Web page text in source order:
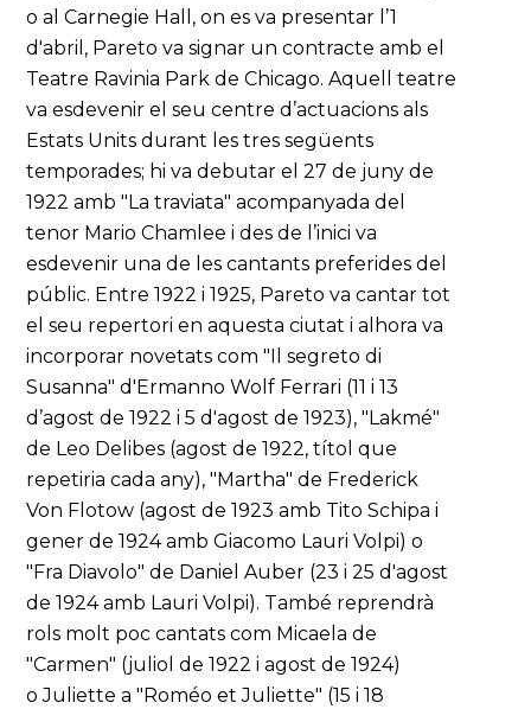
o al Carnegie Hall, on es va presentar l’1
d'abril, Pareto va signar un contracte amb el
Teatre Ravinia Park de Chicago. Aquell teatre
va esdevenir el seu centre d’actuacions als
Estats Units durant les tres següents
temporades; hi va debutar el 27 de juny de
1922 amb "La traviata" acompanyada del
tenor Mario Chamlee i des de l’inici va
esdevenir una de les cantants preferides del
públic. Entre 1922 i 1925, Pareto va cantar tot
el seu repertori en aquesta ciutat i alhora va
incorporar novetats com "Il segreto di
Susanna" d'Ermanno Wolf Ferrari (11 i 13
d’agost de 1922 i 5 d'agost de 1923), "Lakmé"
de Leo Delibes (agost de 1922, títol que
repetiria cada any), "Martha" de Frederick
Von Flotow (agost de 1923 amb Tito Schipa i
gener de 1924 amb Giacomo Lauri Volpi) o
"Fra Diavolo" de Daniel Auber (23 i 25 d'agost
de 1924 amb Lauri Volpi). També reprendrà
rols molt poc cantats com Micaela de
"Carmen" (juliol de 1922 i agost de 1924)
o Juliette a "Roméo et Juliette" (15 i 18